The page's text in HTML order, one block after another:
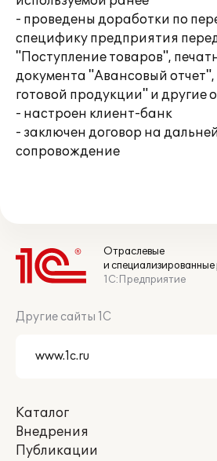
- проведены доработки по
специфику предприятия
"Поступление товаров",
документа "Авансовый
готовой продукции" и другие
- настроен клиент-банк
- заключен договор на
сопровождение
Отраслевые
и
1С:Предприятие
Другие сайты 1С
Каталог
Внедрения
Публикации